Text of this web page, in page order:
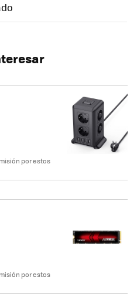
por estos
por estos